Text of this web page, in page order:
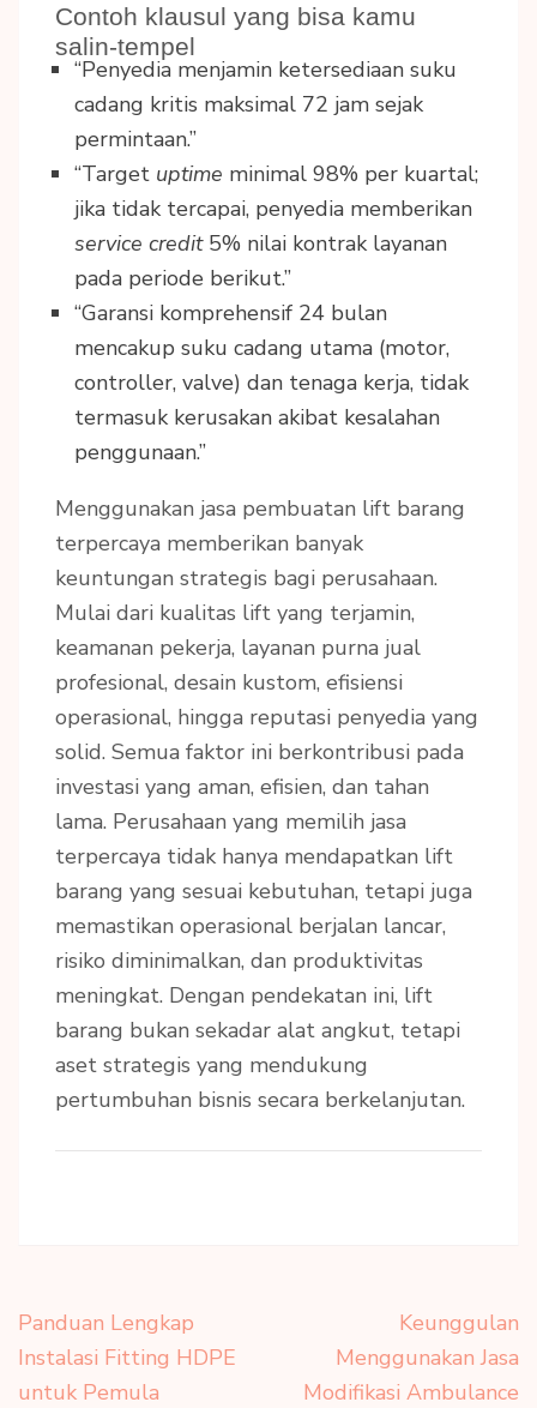
Contoh klausul yang bisa kamu
salin-tempel
“Penyedia menjamin ketersediaan suku
cadang kritis maksimal 72 jam sejak
permintaan.”
“Target uptime minimal 98% per kuartal;
jika tidak tercapai, penyedia memberikan
service credit5% nilai kontrak layanan
pada periode berikut.”
“Garansi komprehensif 24 bulan
mencakup suku cadang utama (motor,
controller, valve) dan tenaga kerja, tidak
termasuk kerusakan akibat kesalahan
penggunaan.”
Menggunakan jasa pembuatan lift barang
terpercaya memberikan banyak
keuntungan strategis bagi perusahaan.
Mulai dari kualitas lift yang terjamin,
keamanan pekerja, layanan purna jual
profesional, desain kustom, efisiensi
operasional, hingga reputasi penyedia yang
solid. Semua faktor ini berkontribusi pada
investasi yang aman, efisien, dan tahan
lama. Perusahaan yang memilih jasa
terpercaya tidak hanya mendapatkan lift
barang yang sesuai kebutuhan, tetapi juga
memastikan operasional berjalan lancar,
risiko diminimalkan, dan produktivitas
meningkat. Dengan pendekatan ini, lift
barang bukan sekadar alat angkut, tetapi
aset strategis yang mendukung
pertumbuhan bisnis secara berkelanjutan.
Navigasi
pos
Panduan Lengkap
Instalasi Fitting HDPE
untuk Pemula
Keunggulan
Menggunakan Jasa
Modifikasi Ambulance